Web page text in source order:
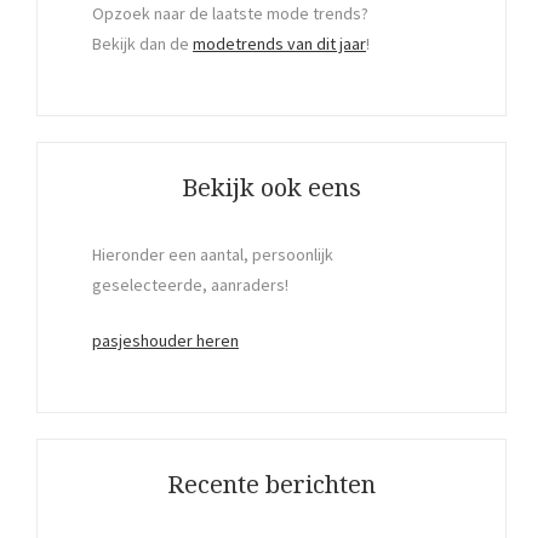
Opzoek naar de laatste mode trends?
Bekijk dan de modetrends van dit jaar!
Bekijk ook eens
Hieronder een aantal, persoonlijk
geselecteerde, aanraders!
pasjeshouder heren
Recente berichten